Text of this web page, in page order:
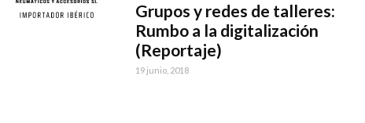
Grupos y redes de talleres:
Rumbo a la digitalización
(Reportaje)
19 junio, 2018